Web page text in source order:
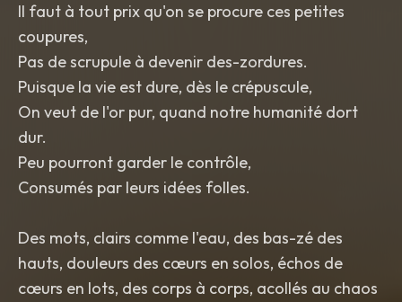
Il faut à tout prix qu'on se procure ces petites
coupures,
Pas de scrupule à devenir des-zordures.
Puisque la vie est dure, dès le crépuscule,
On veut de l'or pur, quand notre humanité dort
dur.
Peu pourront garder le contrôle,
Consumés par leurs idées folles.
Des mots, clairs comme l'eau, des bas-zé des
hauts, douleurs des cœurs en solos, échos de
cœurs en lots, des corps à corps, acollés au chaos